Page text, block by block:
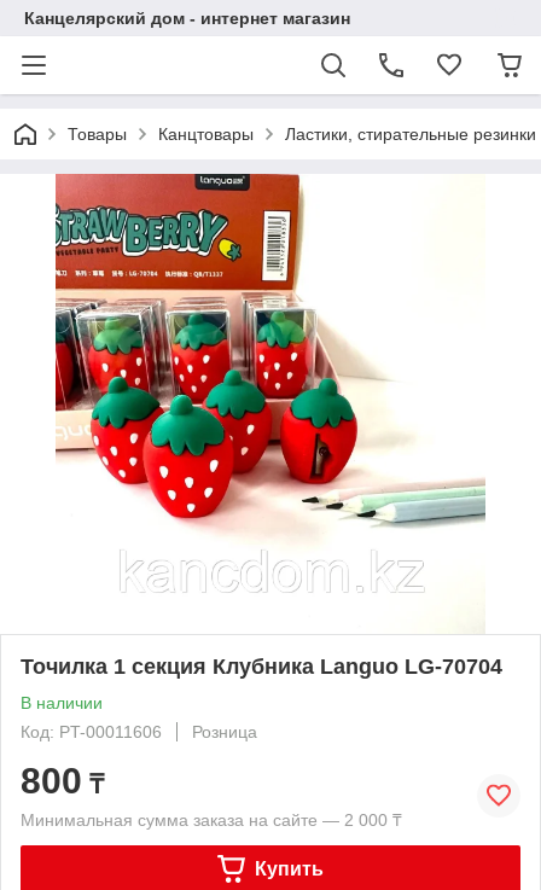
Канцелярский дом - интернет магазин
Товары Канцтовары Ластики, стирательные резинки
Точилка 1 секция Клубника Languo LG-70704
В наличии
Код: PT-00011606
Розница
800 ₸
Минимальная сумма заказа на сайте — 2 000 ₸
Купить